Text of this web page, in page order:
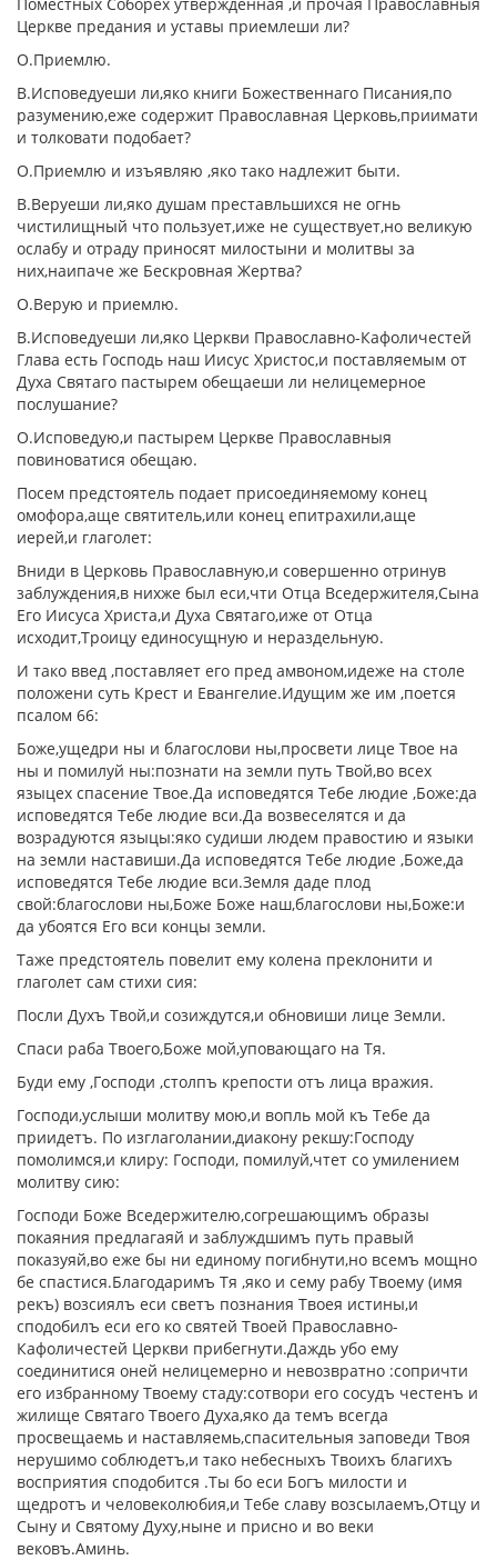
Церкве предания и уставы приемлеши ли?
О.Приемлю.
В.Исповедуеши ли,яко книги Божественнаго Писания,по
разумению,еже содержит Православная Церковь,приимати
и толковати подобает?
О.Приемлю и изъявляю ,яко тако надлежит быти.
В.Веруеши ли,яко душам преставльшихся не огнь
чистилищный что пользует,иже не существует,но великую
ослабу и отраду приносят милостыни и молитвы за
них,наипаче же Бескровная Жертва?
О.Верую и приемлю.
В.Исповедуеши ли,яко Церкви Православно-Кафоличестей
Глава есть Господь наш Иисус Христос,и поставляемым от
Духа Святаго пастырем обещаеши ли нелицемерное
послушание?
О.Исповедую,и пастырем Церкве Православныя
повиноватися обещаю.
Посем предстоятель подает присоединяемому конец
омофора,аще святитель,или конец епитрахили,аще
иерей,и глаголет:
Вниди в Церковь Православную,и совершенно отринув
заблуждения,в нихже был еси,чти Отца Вседержителя,Сына
Его Иисуса Христа,и Духа Святаго,иже от Отца
исходит,Троицу единосущную и нераздельную.
И тако введ ,поставляет его пред амвоном,идеже на столе
положени суть Крест и Евангелие.Идущим же им ,поется
псалом 66:
Боже,ущедри ны и благослови ны,просвети лице Твое на
ны и помилуй ны:познати на земли путь Твой,во всех
языцех спасение Твое.Да исповедятся Тебе людие ,Боже:да
исповедятся Тебе людие вси.Да возвеселятся и да
возрадуются языцы:яко судиши людем правостию и языки
на земли наставиши.Да исповедятся Тебе людие ,Боже,да
исповедятся Тебе людие вси.Земля даде плод
свой:благослови ны,Боже Боже наш,благослови ны,Боже:и
да убоятся Его вси концы земли.
Таже предстоятель повелит ему колена преклонити и
глаголет сам стихи сия:
Посли Духъ Твой,и созиждутся,и обновиши лице Земли.
Спаси раба Твоего,Боже мой,уповающаго на Тя.
Буди ему ,Господи ,столпъ крепости отъ лица вражия.
Господи,услыши молитву мою,и вопль мой къ Тебе да
приидетъ. По изглаголании,диакону рекшу:Господу
помолимся,и клиру: Господи, помилуй,чтет со умилением
молитву сию:
Господи Боже Вседержителю,согрешающимъ образы
покаяния предлагаяй и заблуждшимъ путь правый
показуяй,во еже бы ни единому погибнути,но всемъ мощно
бе спастися.Благодаримъ Тя ,яко и сему рабу Твоему (имя
рекъ) возсиялъ еси светъ познания Твоея истины,и
сподобилъ еси его ко святей Твоей Православно-
Кафоличестей Церкви прибегнути.Даждь убо ему
соединитися оней нелицемерно и невозвратно :сопричти
его избранному Твоему стаду:сотвори его сосудъ честенъ и
жилище Святаго Твоего Духа,яко да темъ всегда
просвещаемь и наставляемь,спасительныя заповеди Твоя
нерушимо соблюдетъ,и тако небесныхъ Твоихъ благихъ
восприятия сподобится .Ты бо еси Богъ милости и
щедротъ и человеколюбия,и Тебе славу возсылаемъ,Отцу и
Сыну и Святому Духу,ныне и присно и во веки
вековъ.Аминь.